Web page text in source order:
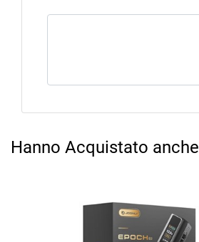
Hanno Acquistato anche